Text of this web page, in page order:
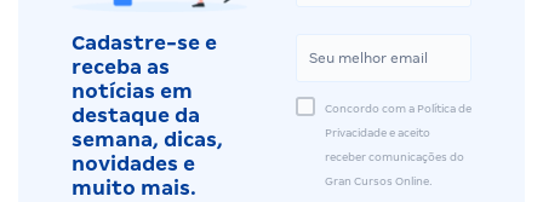
Cadastre-se e
receba as
notícias em
destaque da
semana, dicas,
novidades e
muito mais.
Concordo com a Política de
Privacidade e aceito
receber comunicações do
Gran Cursos Online.